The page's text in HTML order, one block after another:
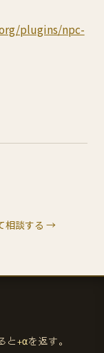
plugins/npc-
相談する →
と+αを返す。